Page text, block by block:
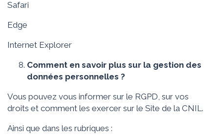
Safari
Edge
Internet Explorer
Comment en savoir plus sur la gestion des
données personnelles ?
Vous pouvez vous informer sur le RGPD, sur vos
droits et comment les exercer sur le Site de la CNIL.
Ainsi que dans les rubriques :